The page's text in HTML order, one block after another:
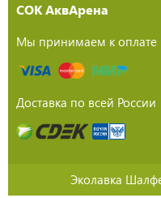
СОК АквАрена
Мы принимаем к оплате
Доставка по всей России
Эколавка